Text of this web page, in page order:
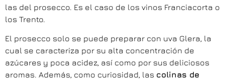
las del prosecco. Es el caso de los vinos Franciacorta o
los Trento.
El prosecco solo se puede preparar con uva Glera, la
cual se caracteriza por su alta concentración de
azúcares y poca acidez, así como por sus deliciosos
aromas. Además, como curiosidad, las colinas de